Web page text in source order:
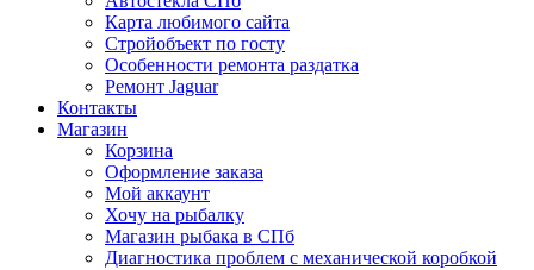
Карта любимого сайта
Стройобъект по госту
Особенности ремонта раздатка
Ремонт Jaguar
Контакты
Магазин
Корзина
Оформление заказа
Мой аккаунт
Хочу на рыбалку
Магазин рыбака в СПб
Диагностика проблем с механической коробкой